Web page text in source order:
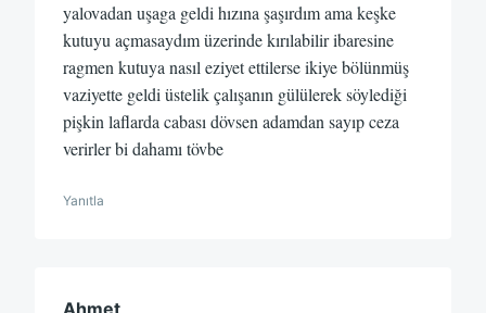
yalovadan uşaga geldi hızına şaşırdım ama keşke
kutuyu açmasaydım üzerinde kırılabilir ibaresine
ragmen kutuya nasıl eziyet ettilerse ikiye bölünmüş
vaziyette geldi üstelik çalışanın gülülerek söylediği
pişkin laflarda cabası dövsen adamdan sayıp ceza
verirler bi dahamı tövbe
Yanıtla
Ahmet